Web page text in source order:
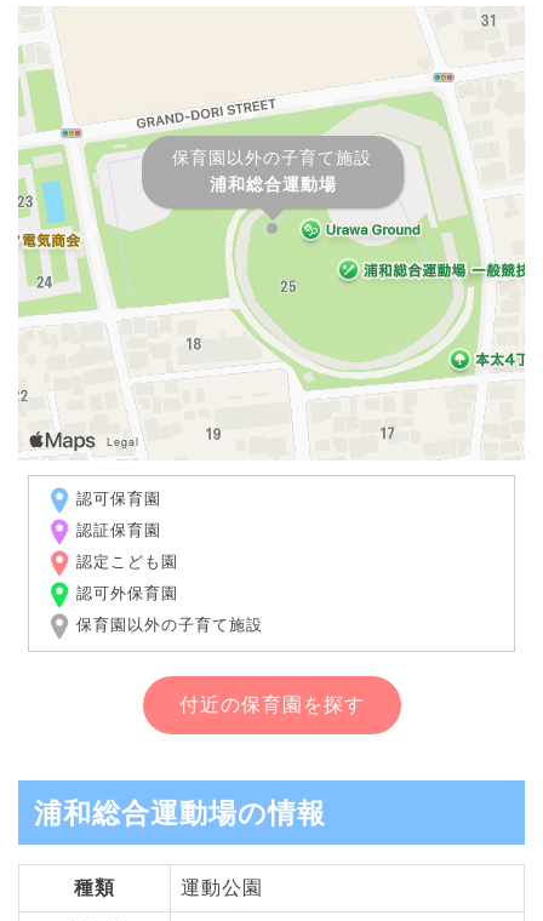
保育園以外の子育て施設
浦和総合運動場
認可保育園
認証保育園
認定こども園
認可外保育園
保育園以外の子育て施設
付近の保育園を探す
浦和総合運動場の情報
種類 運動公園